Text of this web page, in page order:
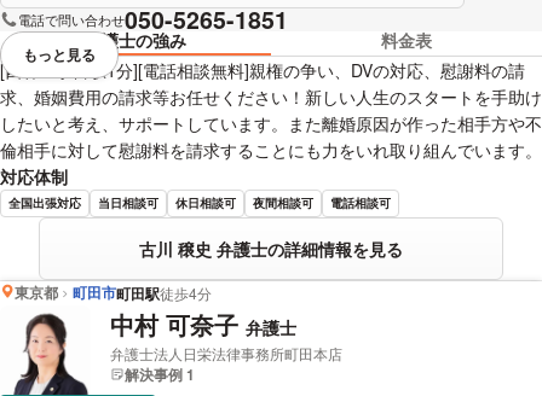
電話で問い合わせ050-5265-1851
弁護士の強み
料金表
[四谷三丁目駅1分][電話相談無料]親権の争い、DVの対応、慰謝料の請
求、婚姻費用の請求等お任せください！新しい人生のスタートを手助け
したいと考え、サポートしています。また離婚原因が作った相手方や不
倫相手に対して慰謝料を請求することにも力をいれ取り組んでいます。
対応体制
全国出張対応 当日相談可 休日相談可 夜間相談可 電話相談可
古川 穣史 弁護士の詳細情報を見る
視覚的に省略されている要素を
もっと見る
東京都 町田市町田駅徒歩4分
中村 可奈子 弁護士
弁護士法人日栄法律事務所町田本店
解決事例 1